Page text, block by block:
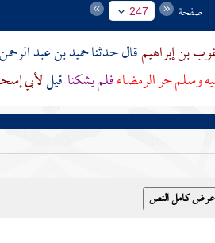
صفحة 247
بن إبراهيمقال حدثناحميد بن عبد الرحمن
وسلم حر الرمضاءفلم يشكنا قيللأبي